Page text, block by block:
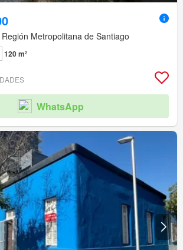
Metropolitana de Santiago
120 m²
WhatsApp